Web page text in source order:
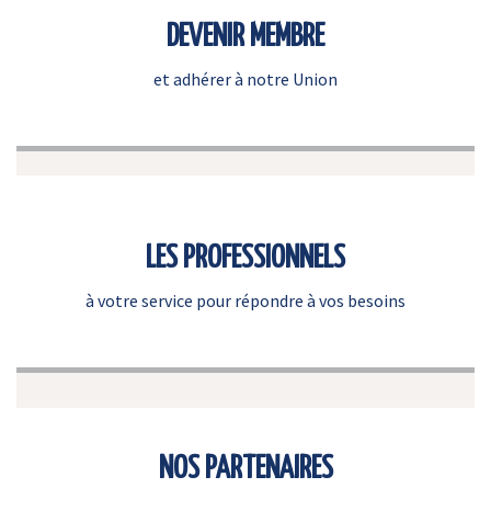
DEVENIR MEMBRE
et adhérer à notre Union
LES PROFESSIONNELS
à votre service pour répondre à vos besoins
NOS PARTENAIRES